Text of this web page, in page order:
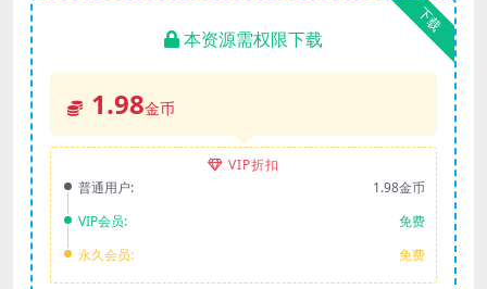
下载
本资源需权限下载
1.98金币
VIP折扣
普通用户:
1.98金币
VIP会员:
免费
永久会员:
免费